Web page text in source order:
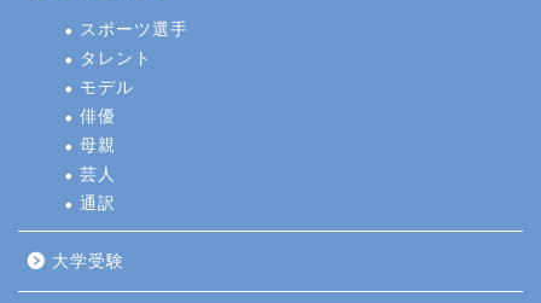
スポーツ選手
タレント
モデル
俳優
母親
芸人
通訳
大学受験